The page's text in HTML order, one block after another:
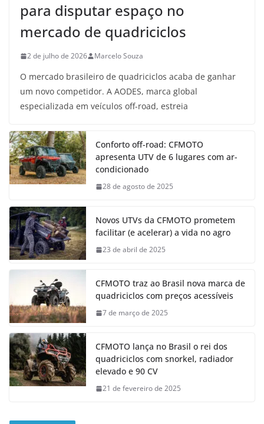
para disputar espaço no
mercado de quadriciclos
2 de julho de 2026 Marcelo Souza
O mercado brasileiro de quadriciclos acaba de ganhar
um novo competidor. A AODES, marca global
especializada em veículos off-road, estreia
Conforto off-road: CFMOTO
apresenta UTV de 6 lugares com ar-
condicionado
28 de agosto de 2025
Novos UTVs da CFMOTO prometem
facilitar (e acelerar) a vida no agro
23 de abril de 2025
CFMOTO traz ao Brasil nova marca de
quadriciclos com preços acessíveis
7 de março de 2025
CFMOTO lança no Brasil o rei dos
quadriciclos com snorkel, radiador
elevado e 90 CV
21 de fevereiro de 2025